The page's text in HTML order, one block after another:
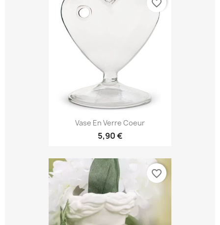
Vase En Verre Coeur
5,90 €
favorite_border
favorite_border